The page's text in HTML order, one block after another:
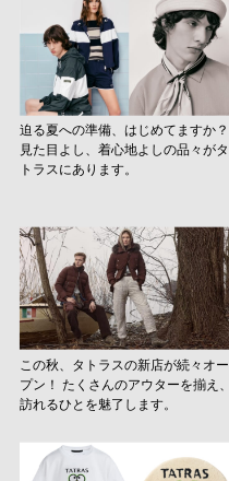
迫る夏への準備、はじめてますか？
見た目よし、着心地よしの品々がタ
トラスにあります。
この秋、タトラスの新店が続々オー
プン！ たくさんのアウターを揃え、
訪れるひとを魅了します。